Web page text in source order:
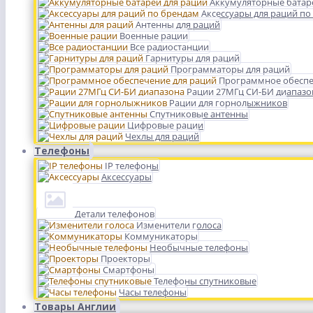
Аксессуары для раций
Антенны для раций
Военные рации
Все радиостанции
Гарнитуры для раций
Программаторы для раций
Программное
Рации 27МГц СИ-БИ
Рации для горнолыжников
Спутниковые антенны
Цифровые рации
Чехлы для раций
Телефоны
IP телефоны
Аксессуары
Детали телефонов
Изменители голоса
Коммуникаторы
Необычные телефоны
Проекторы
Смартфоны
Телефоны спутниковые
Часы телефоны
Товары Англии